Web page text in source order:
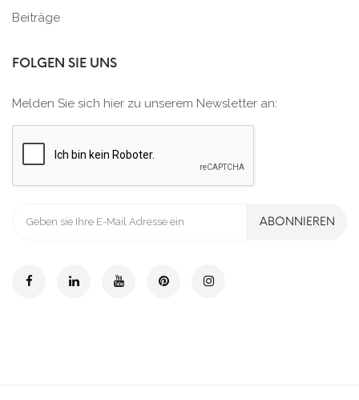
Beiträge
FOLGEN SIE UNS
Melden Sie sich hier zu unserem Newsletter an:
ABONNIEREN